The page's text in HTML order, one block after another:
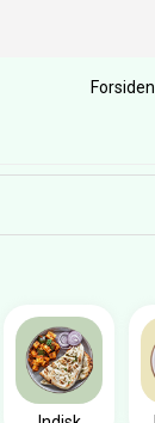
Forsiden